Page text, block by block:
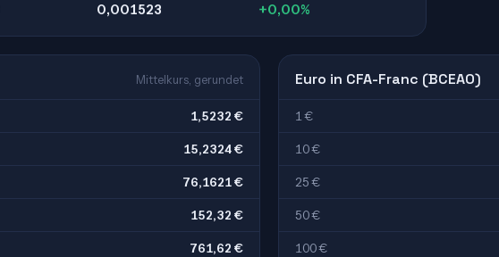
0,001523 +0,00%
Mittelkurs, gerundet
1,5232 €
15,2324 €
76,1621 €
152,32 €
761,62 €
Euro in CFA-Franc (BCEAO)
1 €
10 €
25 €
50 €
100 €